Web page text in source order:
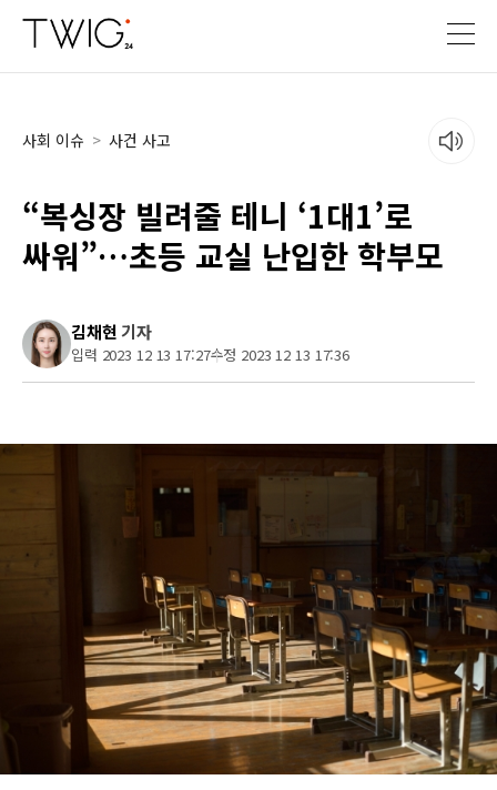
사회 이슈 > 사건 사고
“복싱장 빌려줄 테니 ‘1대1’로
싸워”…초등 교실 난입한 학부모
김채현 기자
입력 2023 12 13 17:27수정 2023 12 13 17:36